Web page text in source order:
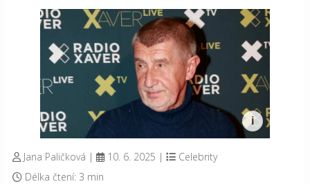
Jana Paličková | 10. 6. 2025 |
Celebrity
Délka čtení: 3 min